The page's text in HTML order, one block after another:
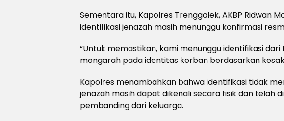
Sementara itu, Kapolres Trenggalek, AKBP Ridwan
identifikasi jenazah masih menunggu konfirmasi
“Untuk memastikan, kami menunggu identifikasi
mengarah pada identitas korban berdasarkan
Kapolres menambahkan bahwa identifikasi tidak
jenazah masih dapat dikenali secara fisik dan telah
pembanding dari keluarga.